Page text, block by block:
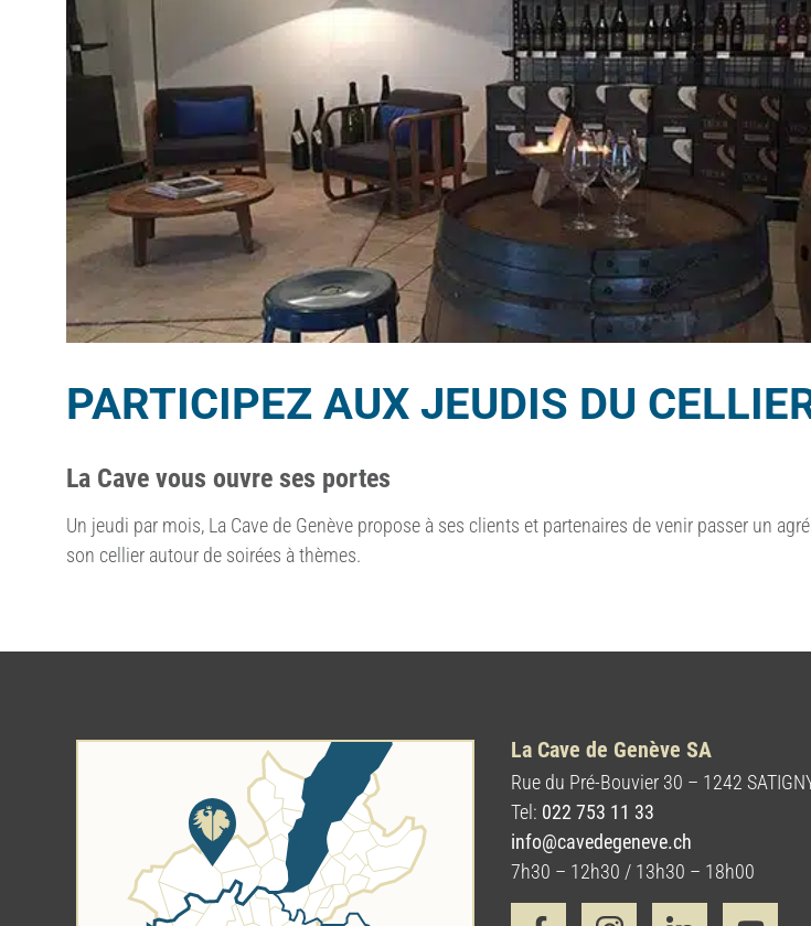
PARTICIPEZ AUX JEUDIS DU
La Cave vous ouvre ses portes
Un jeudi par mois, La Cave de Genève propose à ses clients et partenaires de venir passer un
son cellier autour de soirées à thèmes.
La Cave de Genève SA
Rue du Pré-Bouvier 30 – 1242
Tel: 022 753 11 33
info@cavedegeneve.ch
7h30 – 12h30 / 13h30 – 18h00